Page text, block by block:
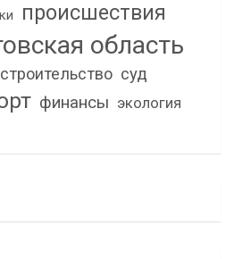
происшествия
область
строительство суд
финансы экология